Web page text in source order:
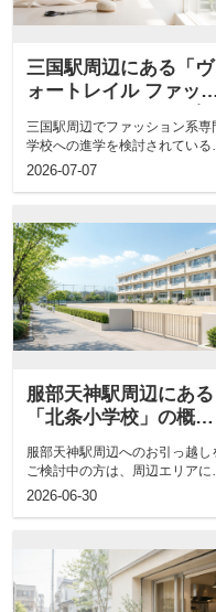
三国駅周辺にある「ヴ
ォートレイル ファッシ
要！学科もご紹介
三国駅周辺でファッション系専
学校への進学を検討されている方
は、周辺の住みやすさやどのよう
2026-07-07
服部天神駅周辺にある
「北条小学校」の概
服部天神駅周辺へのお引っ越し
ご検討中の方は、周辺エリアに
ける住みやすさや生活に便利な施
2026-06-30